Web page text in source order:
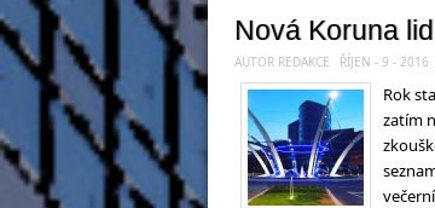
Nová Koruna
AUTOR REDAKCE ŘÍJEN - 9 - 2016
Rok
zatím